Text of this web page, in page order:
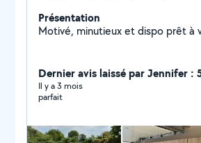
Présentation
Motivé, minutieux et dispo prêt à
Dernier avis laissé par Jennifer :
Il y a 3 mois
parfait